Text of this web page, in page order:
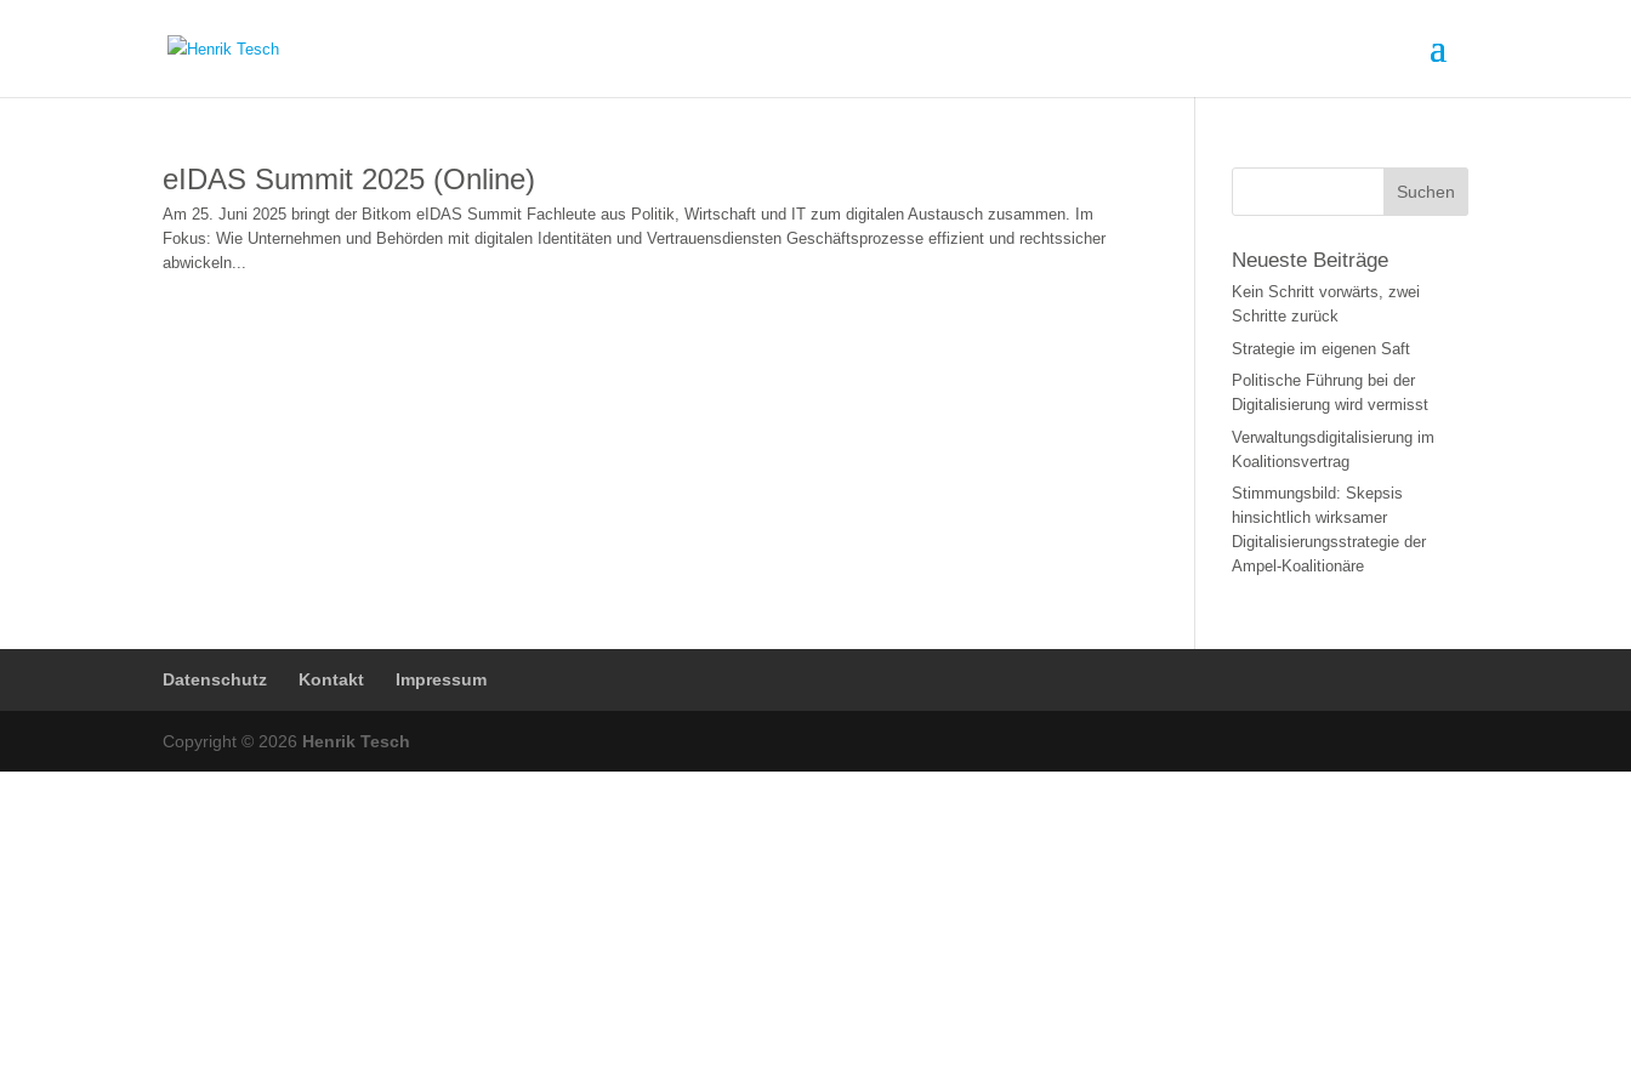
eIDAS Summit 2025 (Online)
Am 25. Juni 2025 bringt der Bitkom eIDAS Summit Fachleute aus Politik, Wirtschaft und IT zum digitalen Austausch zusammen. Im
Fokus: Wie Unternehmen und Behörden mit digitalen Identitäten und Vertrauensdiensten Geschäftsprozesse effizient und rechtssicher
abwickeln...
Neueste Beiträge
Kein Schritt vorwärts, zwei
Schritte zurück
Strategie im eigenen Saft
Politische Führung bei der
Digitalisierung wird vermisst
Verwaltungsdigitalisierung im
Koalitionsvertrag
Stimmungsbild: Skepsis
hinsichtlich wirksamer
Digitalisierungsstrategie der
Ampel-Koalitionäre
Datenschutz Kontakt Impressum
Copyright © 2026 Henrik Tesch